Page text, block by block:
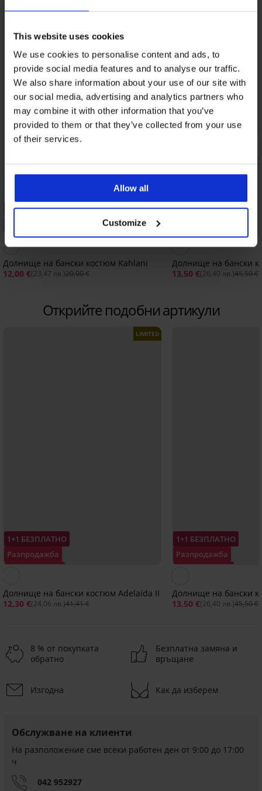
This website uses cookies
We use cookies to personalise content and ads, to
provide social media features and to analyse our traffic.
We also share information about your use of our site with
our social media, advertising and analytics partners who
may combine it with other information that you’ve
provided to them or that they’ve collected from your use
of their services.
Allow all
Customize
1+1 БЕЗПЛАТНО
Отстъпка -40%
Долнище на бански костюм Kahlani
12,00 €(23,47 лв.)20,00 €
1+1 БЕЗПЛАТНО
Отстъпка -70%
Долнище на бански
13,50 €(26,40 лв.)45,50 €
Открийте подобни артикули
1+1 БЕЗПЛАТНО
Разпродажба
LIMITED
Долнище на бански костюм Adelaida II
12,30 €(24,06 лв.)41,41 €
1+1 БЕЗПЛАТНО
Разпродажба
Долнище на бански
13,50 €(26,40 лв.)45,50 €
Разпродажба
1+1 БЕЗПЛАТНО
Долнище
на
бански
Shiny
Flowers
Разпродажба
1+1 БЕЗПЛАТНО
Долнище
на
бански
Shiny
Garden
Долнище
на
бански
Magdalena
Butterfly
Долнище
на
Afia
8 % от покупката
обратно
Безплатна замяна и
връщане
Изгодна Как да изберем
Обслужване на клиенти
На разположение сме всеки работен ден от 9:00 до 17:00
ч
042 952927